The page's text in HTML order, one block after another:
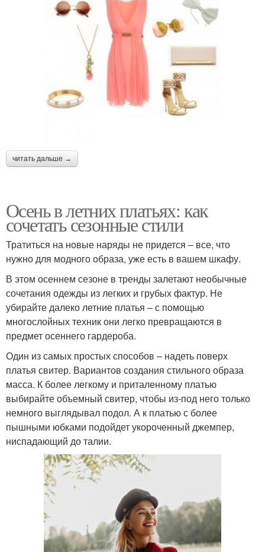
читать дальше →
Осень в летних платьях: как
сочетать сезонные стили
Тратиться на новые наряды не придется – все, что
нужно для модного образа, уже есть в вашем шкафу.
В этом осеннем сезоне в тренды залетают необычные
сочетания одежды из легких и грубых фактур. Не
убирайте далеко летние платья – с помощью
многослойных техник они легко превращаются в
предмет осеннего гардероба.
Один из самых простых способов – надеть поверх
платья свитер. Вариантов создания стильного образа
масса. К более легкому и приталенному платью
выбирайте объемный свитер, чтобы из-под него только
немного выглядывал подол. А к платью с более
пышными юбками подойдет укороченный джемпер,
ниспадающий до талии.